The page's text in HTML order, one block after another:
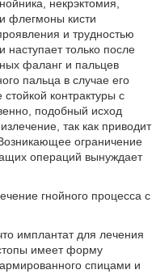
некрэктомия,
флегмоны кисти
и трудностью
наступает только после
фаланг и пальцев
пальца в случае его
контрактуры с
подобный исход
так как приводит
ограничение
операций вынуждает
гнойного процесса с
имплантат для лечения
имеет форму
спицами и